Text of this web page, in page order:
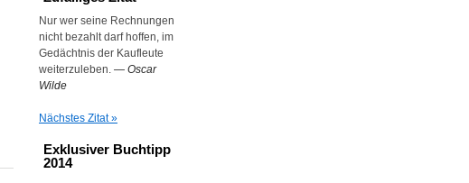
Nur wer seine Rechnungen
nicht bezahlt darf hoffen, im
Gedächtnis der Kaufleute
weiterzuleben. — Oscar
Wilde
Nächstes Zitat »
Exklusiver Buchtipp
2014